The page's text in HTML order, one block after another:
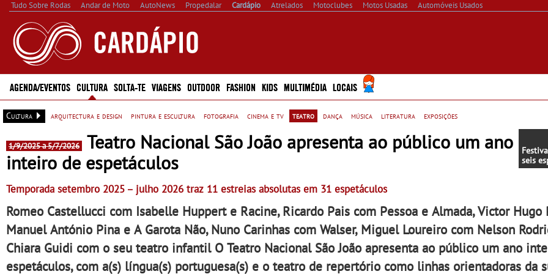
Tudo Sobre Rodas Andar de Moto AutoNews Propedalar Cardápio Atrelados Motoclubes Motos Usadas Automóveis Usados
AGENDA/EVENTOS CULTURA SOLTA-TE VIAGENS OUTDOOR FASHION KIDS MULTIMÉDIA LOCAIS
Cultura arquitectura e design pintura e escultura fotografia cinema e tv teatro dança música literatura exposições
seis
feira -
1/9/2025 a 5/7/2026
Teatro Nacional São João apresenta ao público um ano
inteiro de espetáculos
Temporada setembro 2025 – julho 2026 traz 11 estreias absolutas em 31 espetáculos
Romeo Castellucci com Isabelle Huppert e Racine, Ricardo Pais com Pessoa e Almada, Victor Hugo
Manuel António Pina e A Garota Não, Nuno Carinhas com Walser, Miguel Loureiro com Nelson
Chiara Guidi com o seu teatro infantil O Teatro Nacional São João apresenta ao público um ano
espetáculos, com a(s) língua(s) portuguesa(s) e o teatro de repertório como linhas orientadoras da